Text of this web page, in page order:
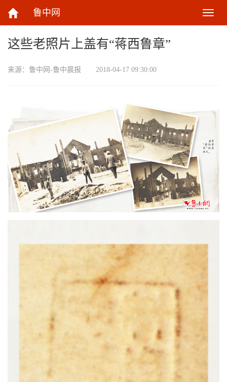
鲁中网
切
换
这些老照片上盖有“蒋西鲁章”
来源： 鲁中网-鲁中晨报 2018-04-17 09:30:00